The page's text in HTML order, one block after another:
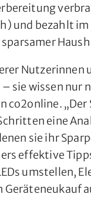
und bezahlt im
Nutzerinnen
sie wissen nur
co2online.
eine
sie ihr
effektive
umstellen,
Geräteneukauf